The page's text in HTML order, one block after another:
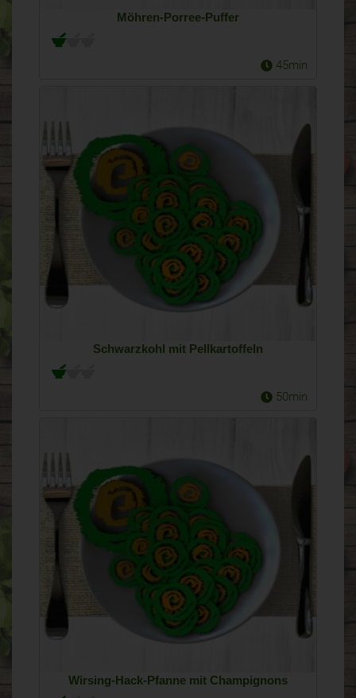
Möhren-Porree-Puffer
45min
Schwarzkohl mit Pellkartoffeln
50min
Wirsing-Hack-Pfanne mit Champignons